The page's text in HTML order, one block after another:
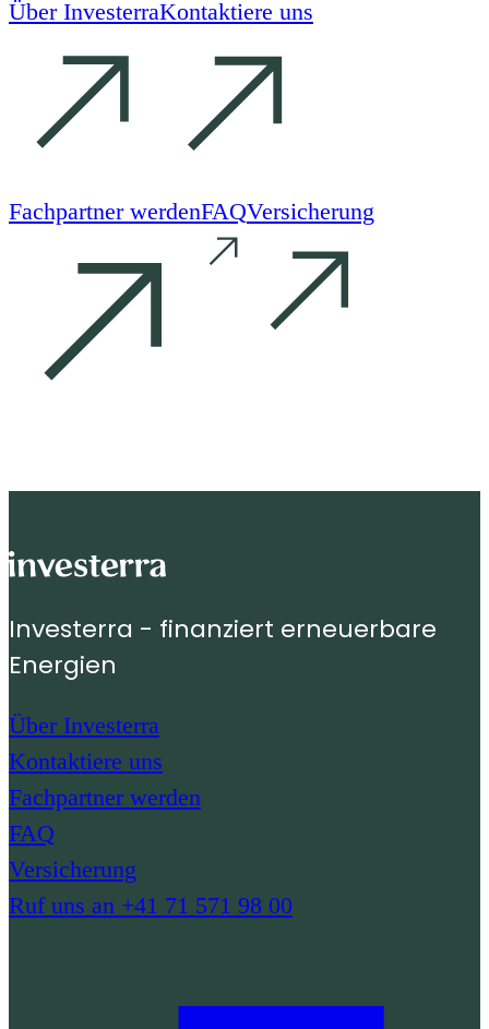
Über InvesterraKontaktiere uns
Fachpartner werdenFAQVersicherung
Investerra - finanziert erneuerbare
Energien
Über Investerra
Kontaktiere uns
Fachpartner werden
FAQ
Versicherung
Ruf uns an +41 71 571 98 00